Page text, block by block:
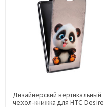
Дизайнерский вертикальный
чехол-книжка для HTC Desire